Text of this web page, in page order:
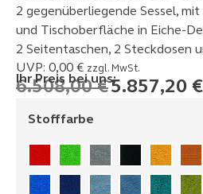
2 gegenüberliegende Sessel,
und Tischoberfläche in Eiche-
2 Seitentaschen, 2 Steckdosen
UVP: 0,00 € zzgl. MwSt.
Ihr Preis bei uns:
6.508,00€5.857,20 €
Stofffarbe